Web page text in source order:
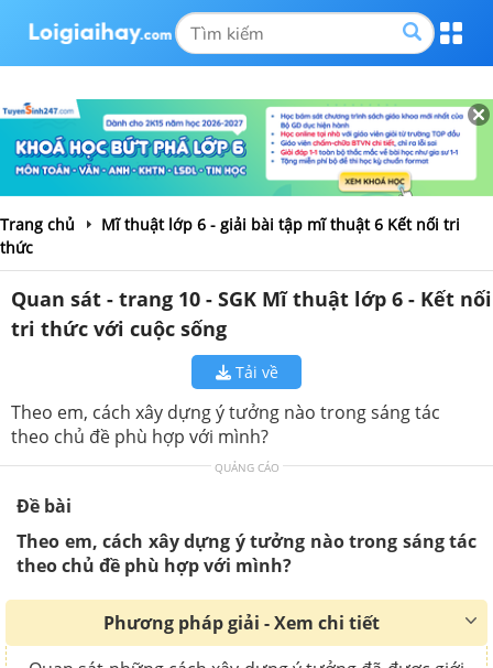
Trang chủ
Mĩ thuật lớp 6 - giải bài tập mĩ thuật 6 Kết nối tri
thức
Quan sát - trang 10 - SGK Mĩ thuật lớp 6 - Kết nối
tri thức với cuộc sống
Tải về
Theo em, cách xây dựng ý tưởng nào trong sáng tác
theo chủ đề phù hợp với mình?
QUẢNG CÁO
Đề bài
Theo em, cách xây dựng ý tưởng nào trong sáng tác
theo chủ đề phù hợp với mình?
Phương pháp giải - Xem chi tiết